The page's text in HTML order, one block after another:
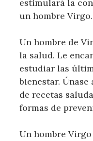
estimulará la
un hombre Virgo.
Un hombre de
la salud. Le
estudiar las
bienestar.
de recetas
formas de
Un hombre